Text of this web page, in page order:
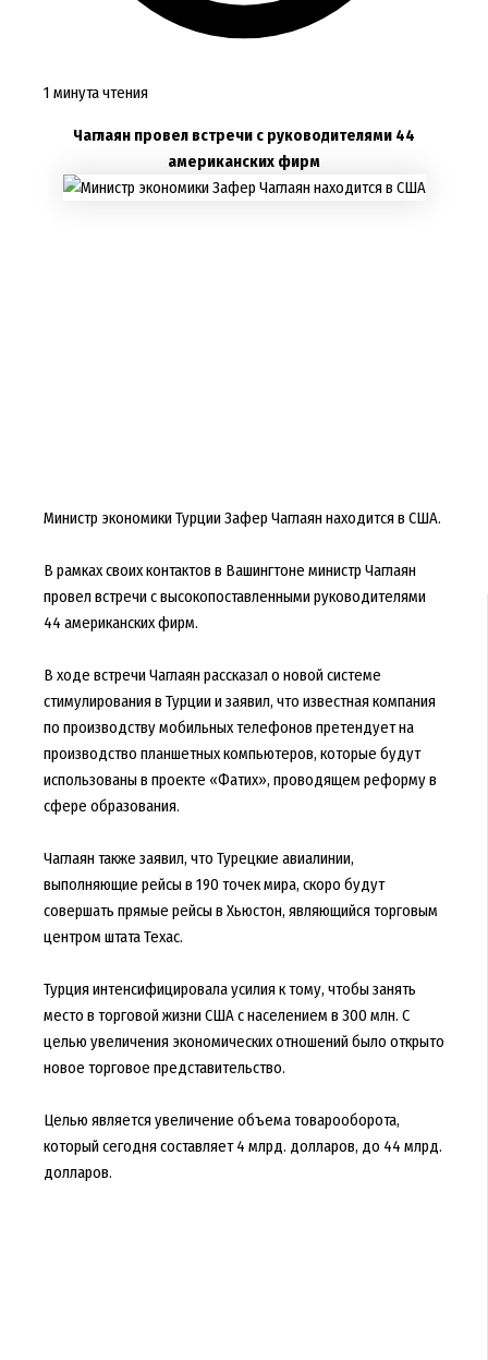
1 минута чтения
Чаглаян провел встречи с руководителями 44
американских фирм
Министр экономики Турции Зафер Чаглаян находится в США.
В рамках своих контактов в Вашингтоне министр Чаглаян
провел встречи с высокопоставленными руководителями
44 американских фирм.
В ходе встречи Чаглаян рассказал о новой системе
стимулирования в Турции и заявил, что известная компания
по производству мобильных телефонов претендует на
производство планшетных компьютеров, которые будут
использованы в проекте «Фатих», проводящем реформу в
сфере образования.
Чаглаян также заявил, что Турецкие авиалинии,
выполняющие рейсы в 190 точек мира, скоро будут
совершать прямые рейсы в Хьюстон, являющийся торговым
центром штата Техас.
Турция интенсифицировала усилия к тому, чтобы занять
место в торговой жизни США с населением в 300 млн. С
целью увеличения экономических отношений было открыто
новое торговое представительство.
Целью является увеличение объема товарооборота,
который сегодня составляет 4 млрд. долларов, до 44 млрд.
долларов.